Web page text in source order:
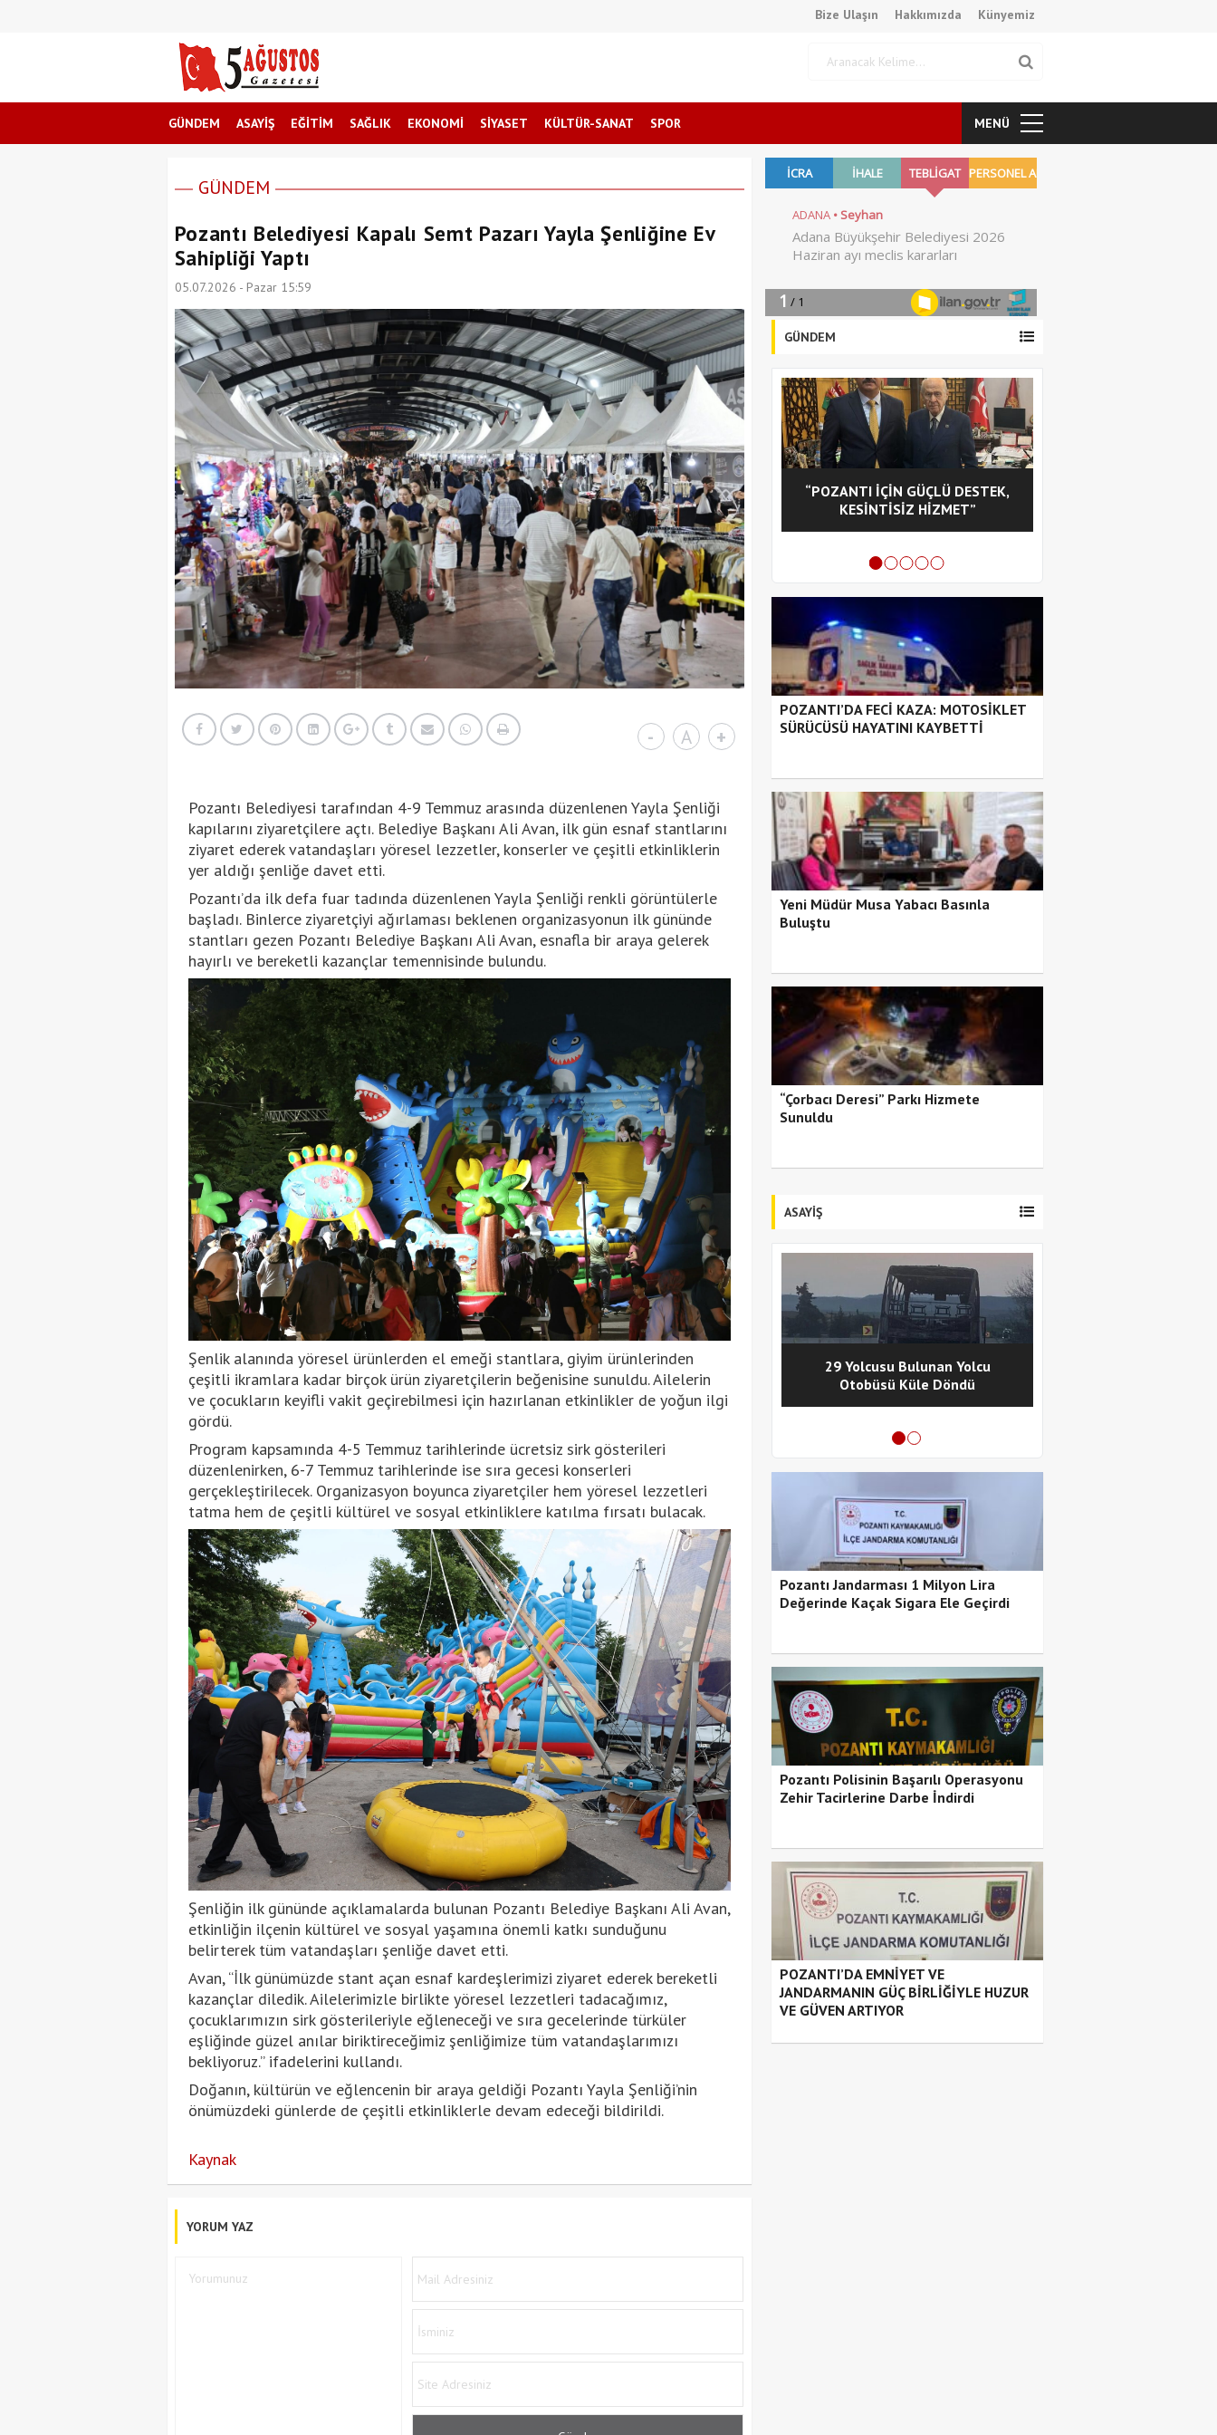
Bize Ulaşın Hakkımızda Künyemiz
GÜNDEM ASAYİŞ EĞİTİM SAĞLIK EKONOMİ SİYASET KÜLTÜR-SANAT SPOR MENÜ
GÜNDEM
Pozantı Belediyesi Kapalı Semt Pazarı Yayla Şenliğine Ev
Sahipliği Yaptı
05.07.2026 - Pazar 15:59
- A +
Pozantı Belediyesi tarafından 4-9 Temmuz arasında düzenlenen Yayla Şenliği
kapılarını ziyaretçilere açtı. Belediye Başkanı Ali Avan, ilk gün esnaf stantlarını
ziyaret ederek vatandaşları yöresel lezzetler, konserler ve çeşitli etkinliklerin
yer aldığı şenliğe davet etti.
Pozantı’da ilk defa fuar tadında düzenlenen Yayla Şenliği renkli görüntülerle
başladı. Binlerce ziyaretçiyi ağırlaması beklenen organizasyonun ilk gününde
stantları gezen Pozantı Belediye Başkanı Ali Avan, esnafla bir araya gelerek
hayırlı ve bereketli kazançlar temennisinde bulundu.
Şenlik alanında yöresel ürünlerden el emeği stantlara, giyim ürünlerinden
çeşitli ikramlara kadar birçok ürün ziyaretçilerin beğenisine sunuldu. Ailelerin
ve çocukların keyifli vakit geçirebilmesi için hazırlanan etkinlikler de yoğun ilgi
gördü.
Program kapsamında 4-5 Temmuz tarihlerinde ücretsiz sirk gösterileri
düzenlenirken, 6-7 Temmuz tarihlerinde ise sıra gecesi konserleri
gerçekleştirilecek. Organizasyon boyunca ziyaretçiler hem yöresel lezzetleri
tatma hem de çeşitli kültürel ve sosyal etkinliklere katılma fırsatı bulacak.
Şenliğin ilk gününde açıklamalarda bulunan Pozantı Belediye Başkanı Ali Avan,
etkinliğin ilçenin kültürel ve sosyal yaşamına önemli katkı sunduğunu
belirterek tüm vatandaşları şenliğe davet etti.
Avan, “İlk günümüzde stant açan esnaf kardeşlerimizi ziyaret ederek bereketli
kazançlar diledik. Ailelerimizle birlikte yöresel lezzetleri tadacağımız,
çocuklarımızın sirk gösterileriyle eğleneceği ve sıra gecelerinde türküler
eşliğinde güzel anılar biriktireceğimiz şenliğimize tüm vatandaşlarımızı
bekliyoruz.” ifadelerini kullandı.
Doğanın, kültürün ve eğlencenin bir araya geldiği Pozantı Yayla Şenliği’nin
önümüzdeki günlerde de çeşitli etkinliklerle devam edeceği bildirildi.
Kaynak
YORUM YAZ
GÜNDEM
“POZANTI İÇİN GÜÇLÜ DESTEK,
KESİNTİSİZ HİZMET”
1 3 4 5
POZANTI’DA FECİ KAZA: MOTOSİKLET
SÜRÜCÜSÜ HAYATINI KAYBETTİ
Yeni Müdür Musa Yabacı Basınla
Buluştu
“Çorbacı Deresi” Parkı Hizmete
Sunuldu
ASAYİŞ
29 Yolcusu Bulunan Yolcu
Otobüsü Küle Döndü
Pozantı Jandarması 1 Milyon Lira
Değerinde Kaçak Sigara Ele Geçirdi
Pozantı Polisinin Başarılı Operasyonu
Zehir Tacirlerine Darbe İndirdi
POZANTI’DA EMNİYET VE
JANDARMANIN GÜÇ BİRLİĞİYLE HUZUR
VE GÜVEN ARTIYOR